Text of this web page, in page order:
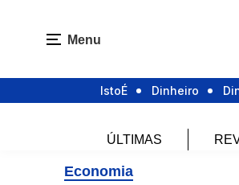
Menu
IstoÉ Dinheiro
ÚLTIMAS
Economia